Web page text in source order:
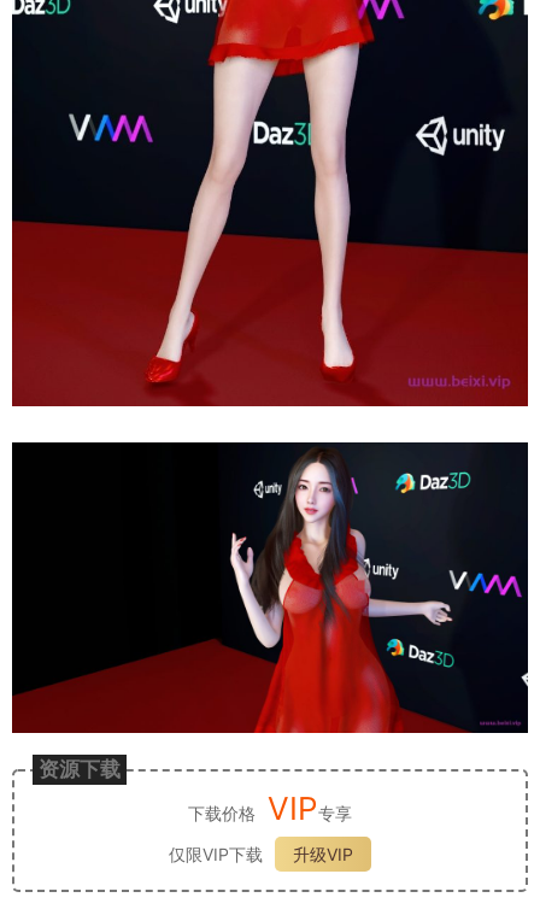
资源下载
下载价格 VIP专享
仅限VIP下载
升级VIP